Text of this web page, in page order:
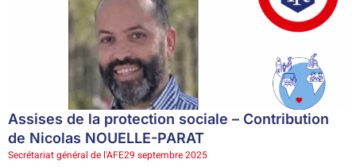
Assises de la protection sociale – Contribution
de Nicolas NOUELLE-PARAT
Secrétariat général de l'AFE29 septembre 2025